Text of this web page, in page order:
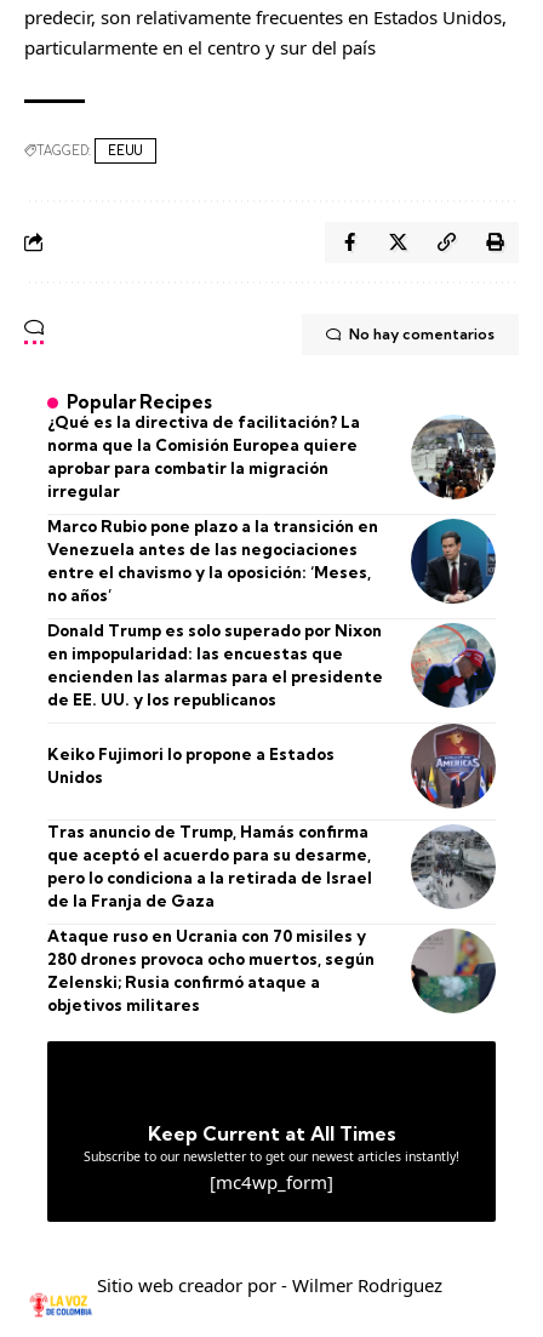
predecir, son relativamente frecuentes en Estados Unidos,
particularmente en el centro y sur del país
TAGGED: EEUU
No hay comentarios
Popular Recipes
¿Qué es la directiva de facilitación? La
norma que la Comisión Europea quiere
aprobar para combatir la migración
irregular
Marco Rubio pone plazo a la transición en
Venezuela antes de las negociaciones
entre el chavismo y la oposición: ‘Meses,
no años’
Donald Trump es solo superado por Nixon
en impopularidad: las encuestas que
encienden las alarmas para el presidente
de EE. UU. y los republicanos
Keiko Fujimori lo propone a Estados
Unidos
Tras anuncio de Trump, Hamás confirma
que aceptó el acuerdo para su desarme,
pero lo condiciona a la retirada de Israel
de la Franja de Gaza
Ataque ruso en Ucrania con 70 misiles y
280 drones provoca ocho muertos, según
Zelenski; Rusia confirmó ataque a
objetivos militares
Keep Current at All Times
Subscribe to our newsletter to get our newest articles instantly!
[mc4wp_form]
Sitio web creador por - Wilmer Rodriguez